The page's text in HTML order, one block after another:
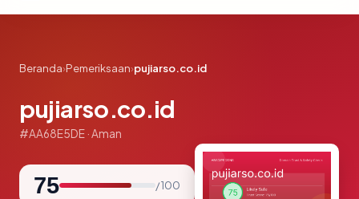
Beranda›Pemeriksaan›pujiarso.co.id
pujiarso.co.id
#AA68E5DE · Aman
75 / 100